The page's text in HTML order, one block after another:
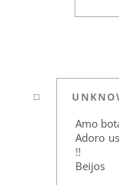
Amo
Adoro
!!
Beijos